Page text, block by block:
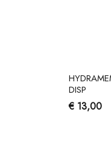
DISP
€ 13,00